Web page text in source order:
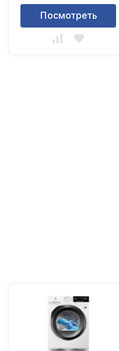
Посмотреть